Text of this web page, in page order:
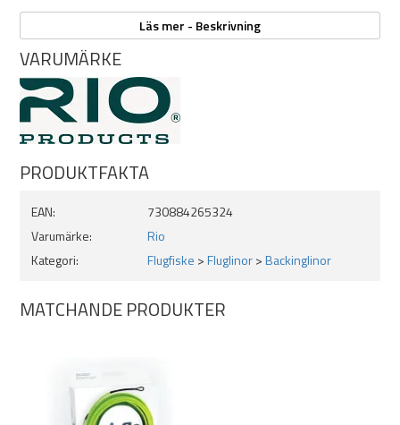
Läs mer - Beskrivning
VARUMÄRKE
PRODUKTFAKTA
EAN:
730884265324
Varumärke:
Rio
Kategori:
Flugfiske >Fluglinor>Backinglinor
MATCHANDE PRODUKTER